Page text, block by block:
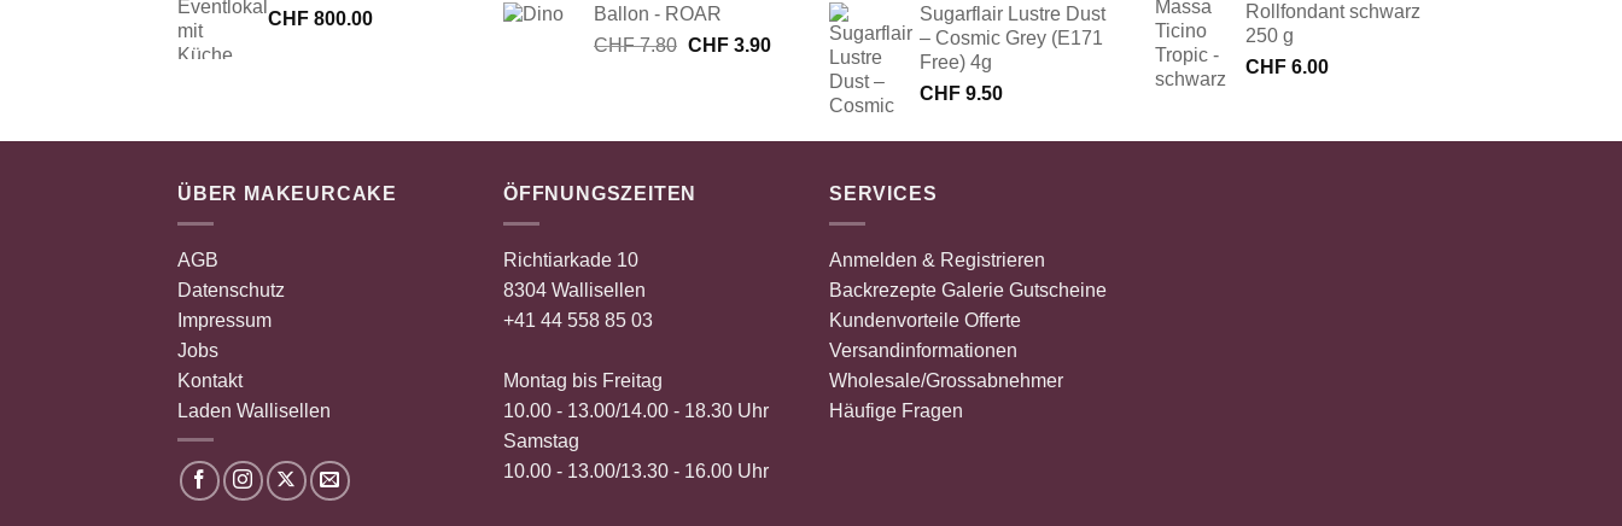
CHF 800.00
war:
CHF 5.80CHF 1.00.
Ballon - ROAR
CHF7.80 Ursprünglicher
CHF3.90Aktueller
Sugarflair Lustre Dust
– Cosmic Grey (E171
Free) 4g
CHF 9.50
Rollfondant schwarz
250 g
CHF 6.00
ÜBER MAKEURCAKE
AGB
Datenschutz
Impressum
Jobs
Kontakt
Laden Wallisellen
ÖFFNUNGSZEITEN
Richtiarkade 10
8304 Wallisellen
+41 44 558 85 03
Montag bis Freitag
10.00 - 13.00/14.00 - 18.30 Uhr
Samstag
10.00 - 13.00/13.30 - 16.00 Uhr
SERVICES
Anmelden & Registrieren
Backrezepte Galerie Gutscheine
Kundenvorteile Offerte
Versandinformationen
Wholesale/Grossabnehmer
Häufige Fragen